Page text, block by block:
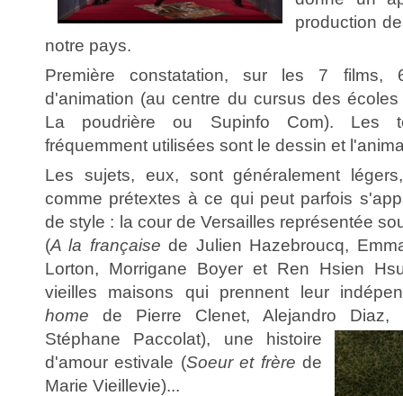
production
notre pays.
Première constatation, sur les 7
d'animation (au centre du cursus des
La poudrière ou Supinfo Com). Les
fréquemment utilisées sont le dessin et
Les sujets, eux, sont généralement
comme prétextes à ce qui peut parfois
de style : la cour de Versailles représentée
(A la française de Julien Hazebroucq,
Lorton, Morrigane Boyer et Ren Hsien
vieilles maisons qui prennent leur
home de Pierre Clenet, Alejandro Diaz,
Stéphane Paccolat), une histoire
d'amour estivale (Soeur et frère de
Marie Vieillevie)...